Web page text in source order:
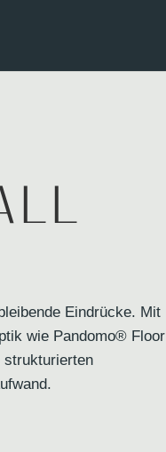
Eindrücke. Mit
wie Pandomo® Floor
strukturierten